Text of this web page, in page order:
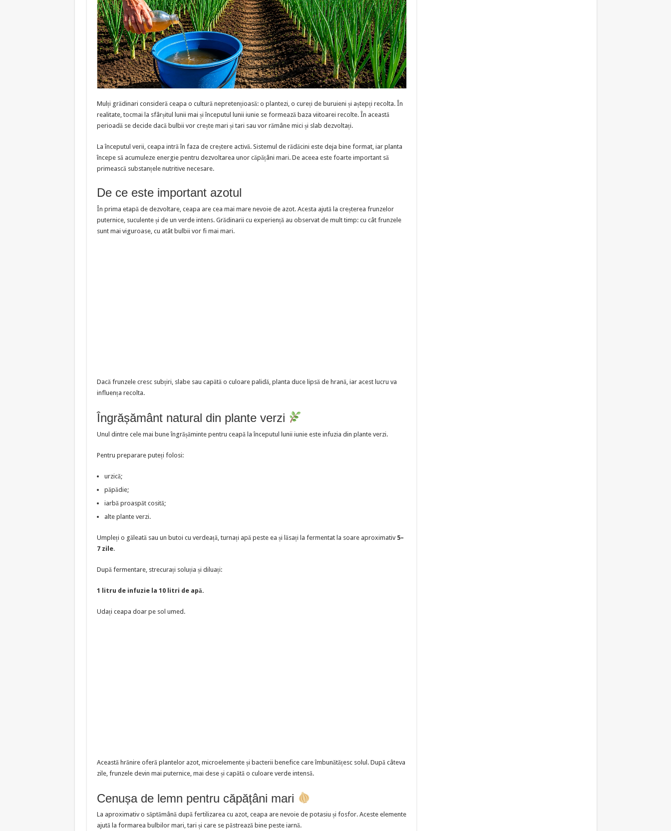
Mulți grădinari consideră ceapa o cultură nepretențioasă: o plantezi, o cureți de buruieni și aștepți recolta. În
realitate, tocmai la sfârșitul lunii mai și începutul lunii iunie se formează baza viitoarei recolte. În această
perioadă se decide dacă bulbii vor crește mari și tari sau vor rămâne mici și slab dezvoltați.
La începutul verii, ceapa intră în faza de creștere activă. Sistemul de rădăcini este deja bine format, iar planta
începe să acumuleze energie pentru dezvoltarea unor căpățâni mari. De aceea este foarte important să
primească substanțele nutritive necesare.
De ce este important azotul
În prima etapă de dezvoltare, ceapa are cea mai mare nevoie de azot. Acesta ajută la creșterea frunzelor
puternice, suculente și de un verde intens. Grădinarii cu experiență au observat de mult timp: cu cât frunzele
sunt mai viguroase, cu atât bulbii vor fi mai mari.
Dacă frunzele cresc subțiri, slabe sau capătă o culoare palidă, planta duce lipsă de hrană, iar acest lucru va
influența recolta.
Îngrășământ natural din plante verzi
Unul dintre cele mai bune îngrășăminte pentru ceapă la începutul lunii iunie este infuzia din plante verzi.
Pentru preparare puteți folosi:
urzică;
păpădie;
iarbă proaspăt cosită;
alte plante verzi.
Umpleți o găleată sau un butoi cu verdeață, turnați apă peste ea și lăsați la fermentat la soare aproximativ 5–
7 zile.
După fermentare, strecurați soluția și diluați:
1 litru de infuzie la 10 litri de apă.
Udați ceapa doar pe sol umed.
Această hrănire oferă plantelor azot, microelemente și bacterii benefice care îmbunătățesc solul. După câteva
zile, frunzele devin mai puternice, mai dese și capătă o culoare verde intensă.
Cenușa de lemn pentru căpățâni mari
La aproximativ o săptămână după fertilizarea cu azot, ceapa are nevoie de potasiu și fosfor. Aceste elemente
ajută la formarea bulbilor mari, tari și care se păstrează bine peste iarnă.